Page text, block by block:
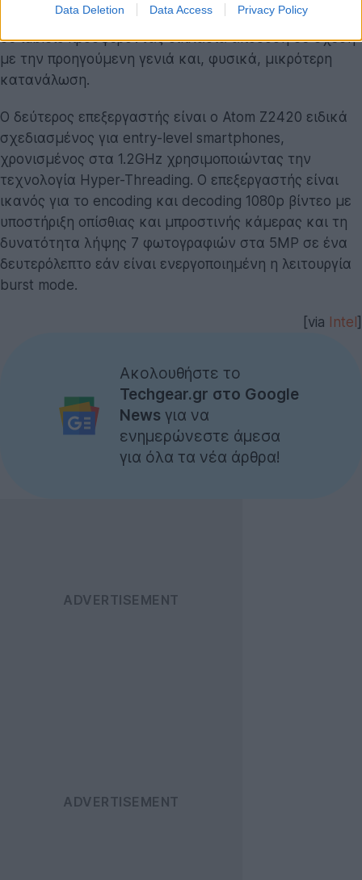
Data Deletion Data Access Privacy Policy
κατασκευασμένος στα 22nm και θα χρησιμοποιηθεί
σε tablets προσφέροντας διπλάσια απόδοση σε σχέση
με την προηγούμενη γενιά και, φυσικά, μικρότερη
κατανάλωση.
Ο δεύτερος επεξεργαστής είναι ο Atom Z2420 ειδικά
σχεδιασμένος για entry-level smartphones,
χρονισμένος στα 1.2GHz χρησιμοποιώντας την
τεχνολογία Hyper-Threading. Ο επεξεργαστής είναι
ικανός για το encoding και decoding 1080p βίντεο με
υποστήριξη οπίσθιας και μπροστινής κάμερας και τη
δυνατότητα λήψης 7 φωτογραφιών στα 5MP σε ένα
δευτερόλεπτο εάν είναι ενεργοποιημένη η λειτουργία
burst mode.
[via Intel]
Ακολουθήστε το
Techgear.gr στο Google
News για να
ενημερώνεστε άμεσα
για όλα τα νέα άρθρα!